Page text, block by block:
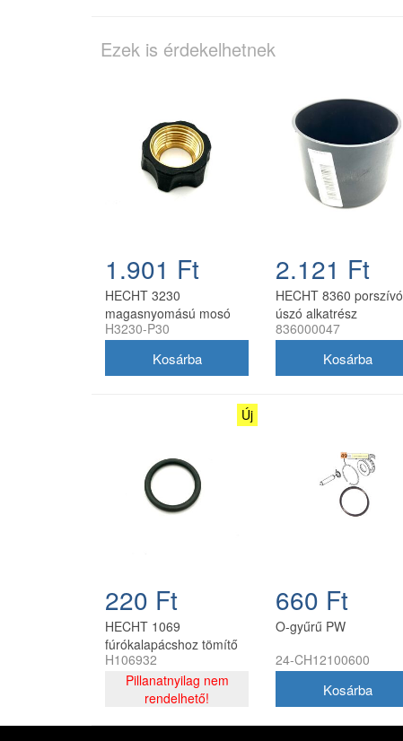
Ezek is érdekelhetnek
1.901 Ft
HECHT 3230
magasnyomású mosó
rögzítőanya H3230-P30
H3230-P30
2.121 Ft
HECHT 8360 porszívó
úszó alkatrész
836000047
Új
220 Ft
HECHT 1069
fúrókalapácshoz tömítő
gyűrű 22x3 mm
H106932
H106932
Pillanatnyilag nem
rendelhető!
660 Ft
O-gyűrű PW
24-CH12100600